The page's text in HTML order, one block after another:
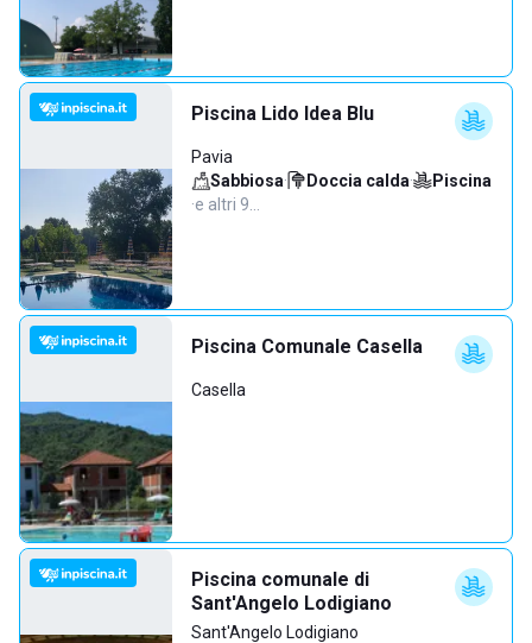
Piscina Lido Idea Blu
Pavia
Sabbiosa· Doccia calda·
Piscina
·e altri 9…
Piscina Comunale Casella
Casella
Piscina comunale di
Sant'Angelo Lodigiano
Sant'Angelo Lodigiano